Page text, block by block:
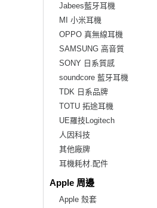
Jabees藍牙耳機
MI 小米耳機
OPPO 真無線耳機
SAMSUNG 高音質
SONY 日系質感
soundcore 藍牙耳機
TDK 日系品牌
TOTU 拓途耳機
UE羅技Logitech
人因科技
其他廠牌
耳機耗材.配件
Apple 周邊
Apple 殼套